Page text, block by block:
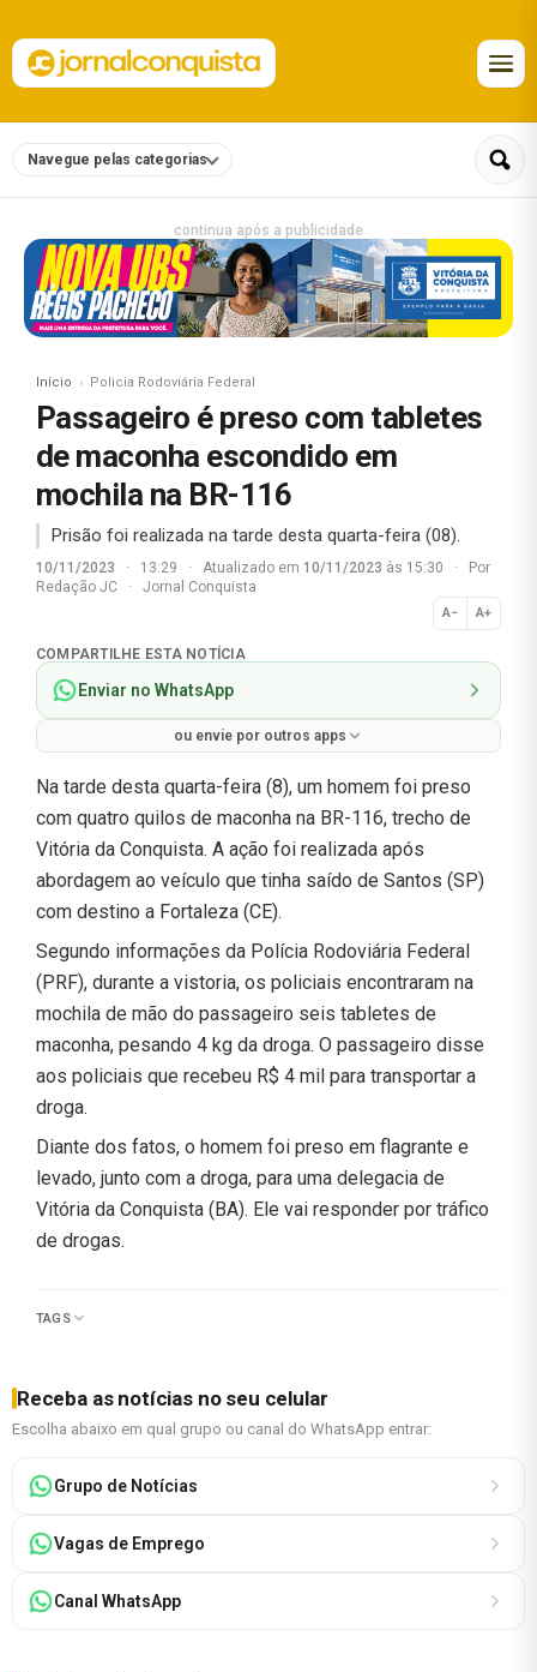
Navegue pelas categorias
continua após a publicidade
Início Policia Rodoviária Federal
Passageiro é preso com tabletes
de maconha escondido em
mochila na BR-116
Prisão foi realizada na tarde desta quarta-feira (08).
10/11/2023 · 13:29 · Atualizado em 10/11/2023 às 15:30 ·
Por
Redação JC
· Jornal Conquista
A− A+
Normal
COMPARTILHE ESTA NOTÍCIA
Enviar no WhatsApp
ou envie por outros apps
Na tarde desta quarta-feira (8), um homem foi preso
com quatro quilos de maconha na BR-116, trecho de
Vitória da Conquista. A ação foi realizada após
abordagem ao veículo que tinha saído de Santos (SP)
com destino a Fortaleza (CE).
Segundo informações da Polícia Rodoviária Federal
(PRF), durante a vistoria, os policiais encontraram na
mochila de mão do passageiro seis tabletes de
maconha, pesando 4 kg da droga. O passageiro disse
aos policiais que recebeu R$ 4 mil para transportar a
droga.
Diante dos fatos, o homem foi preso em flagrante e
levado, junto com a droga, para uma delegacia de
Vitória da Conquista (BA). Ele vai responder por tráfico
de drogas.
TAGS
Receba as notícias no seu celular
Escolha abaixo em qual grupo ou canal do WhatsApp entrar:
Grupo de Notícias
Vagas de Emprego
Canal WhatsApp